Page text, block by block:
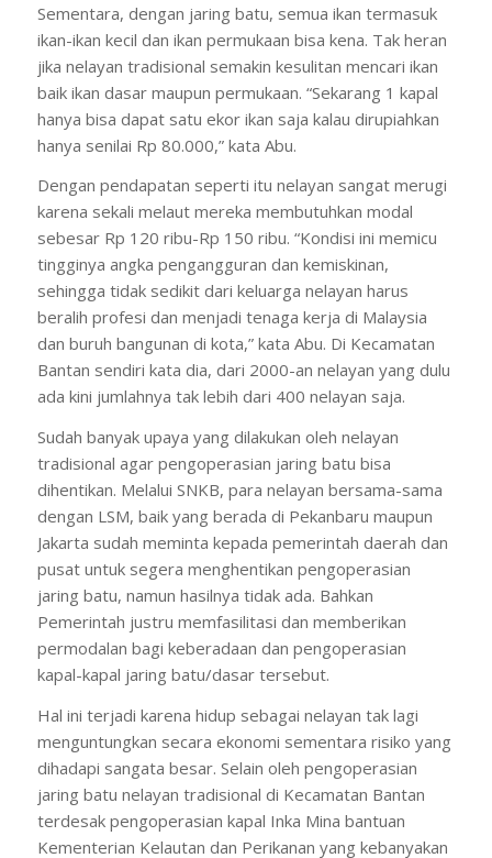
Sementara, dengan jaring batu, semua ikan termasuk
ikan-ikan kecil dan ikan permukaan bisa kena. Tak heran
jika nelayan tradisional semakin kesulitan mencari ikan
baik ikan dasar maupun permukaan. “Sekarang 1 kapal
hanya bisa dapat satu ekor ikan saja kalau dirupiahkan
hanya senilai Rp 80.000,” kata Abu.
Dengan pendapatan seperti itu nelayan sangat merugi
karena sekali melaut mereka membutuhkan modal
sebesar Rp 120 ribu-Rp 150 ribu. “Kondisi ini memicu
tingginya angka pengangguran dan kemiskinan,
sehingga tidak sedikit dari keluarga nelayan harus
beralih profesi dan menjadi tenaga kerja di Malaysia
dan buruh bangunan di kota,” kata Abu. Di Kecamatan
Bantan sendiri kata dia, dari 2000-an nelayan yang dulu
ada kini jumlahnya tak lebih dari 400 nelayan saja.
Sudah banyak upaya yang dilakukan oleh nelayan
tradisional agar pengoperasian jaring batu bisa
dihentikan. Melalui SNKB, para nelayan bersama-sama
dengan LSM, baik yang berada di Pekanbaru maupun
Jakarta sudah meminta kepada pemerintah daerah dan
pusat untuk segera menghentikan pengoperasian
jaring batu, namun hasilnya tidak ada. Bahkan
Pemerintah justru memfasilitasi dan memberikan
permodalan bagi keberadaan dan pengoperasian
kapal-kapal jaring batu/dasar tersebut.
Hal ini terjadi karena hidup sebagai nelayan tak lagi
menguntungkan secara ekonomi sementara risiko yang
dihadapi sangata besar. Selain oleh pengoperasian
jaring batu nelayan tradisional di Kecamatan Bantan
terdesak pengoperasian kapal Inka Mina bantuan
Kementerian Kelautan dan Perikanan yang kebanyakan